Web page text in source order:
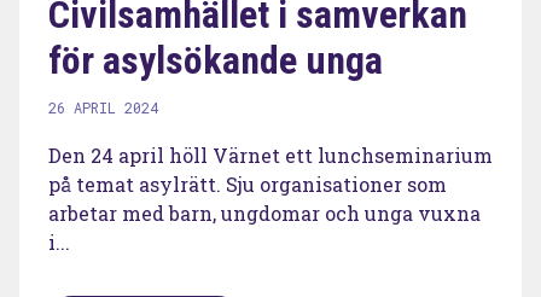
Civilsamhället i samverkan
för asylsökande unga
26 APRIL 2024
Den 24 april höll Värnet ett lunchseminarium
på temat asylrätt. Sju organisationer som
arbetar med barn, ungdomar och unga vuxna
i...